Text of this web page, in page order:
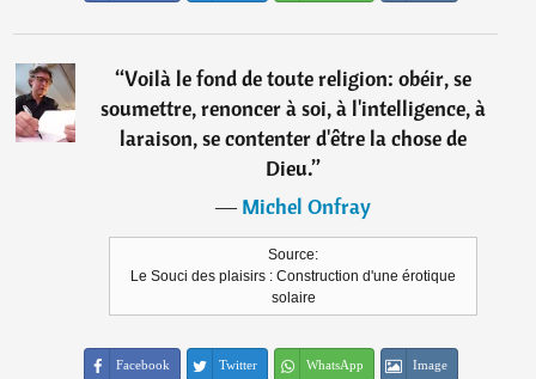
“Voilà le fond de toute religion: obéir, se
soumettre, renoncer à soi, à l'intelligence, à
laraison, se contenter d'être la chose de
Dieu.”
―Michel Onfray
Source:
Le Souci des plaisirs : Construction d'une érotique
solaire
Facebook Twitter WhatsApp Image